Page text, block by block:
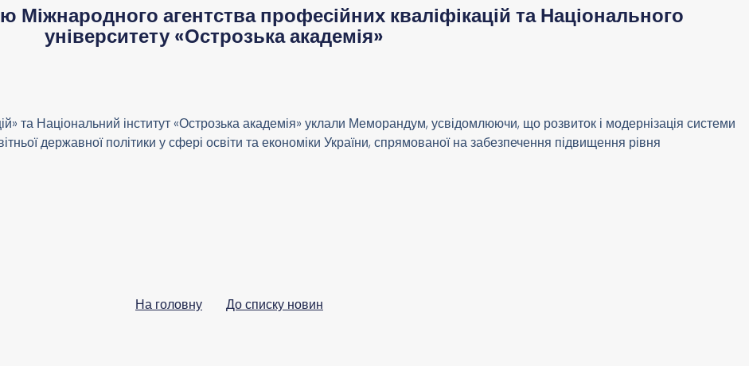
агентства професійних кваліфікацій та Національного
університету «Острозька академія»
та Національний інститут «Острозька академія» уклали Меморандум, усвідомлюючи, що розвиток і модернізація системи
державної політики у сфері освіти та економіки України, спрямованої на забезпечення підвищення рівня
На головну До списку новин